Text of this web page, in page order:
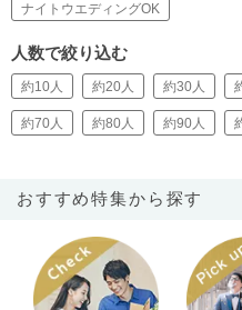
ナイトウエディングOK
人数で絞り込む
約10人 約20人 約30人
約70人 約80人 約90人
おすすめ特集から探す